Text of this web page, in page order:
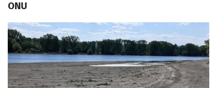
ONU